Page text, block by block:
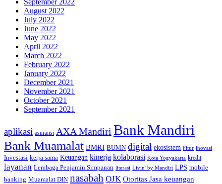
September 2022
August 2022
July 2022
June 2022
May 2022
April 2022
March 2022
February 2022
January 2022
December 2021
November 2021
October 2021
September 2021
aplikasi asuransi AXA Mandiri Bank Mandiri
Bank Muamalat BMRI BUMN digital ekosistem Fitur inovasi
Investasi kerja sama Keuangan kinerja kolaborasi Kota Yogyakarta kredit
layanan Lembaga Penjamin Simpanan literasi Livin' by Mandiri LPS mobile
banking Muamalat DIN nasabah OJK Otoritas Jasa keuangan